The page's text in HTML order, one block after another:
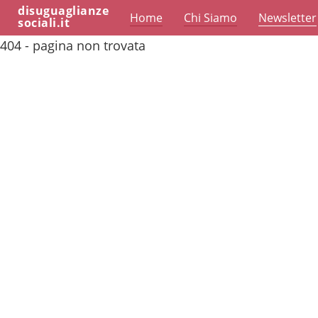
disuguaglianze
sociali.it Home Chi Siamo Newsletter
404 - pagina non trovata